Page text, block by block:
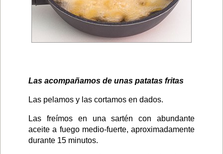
Las acompañamos de unas patatas fritas
Las pelamos y las cortamos en dados.
Las freímos en una sartén con abundante
aceite a fuego medio-fuerte, aproximadamente
durante 15 minutos.